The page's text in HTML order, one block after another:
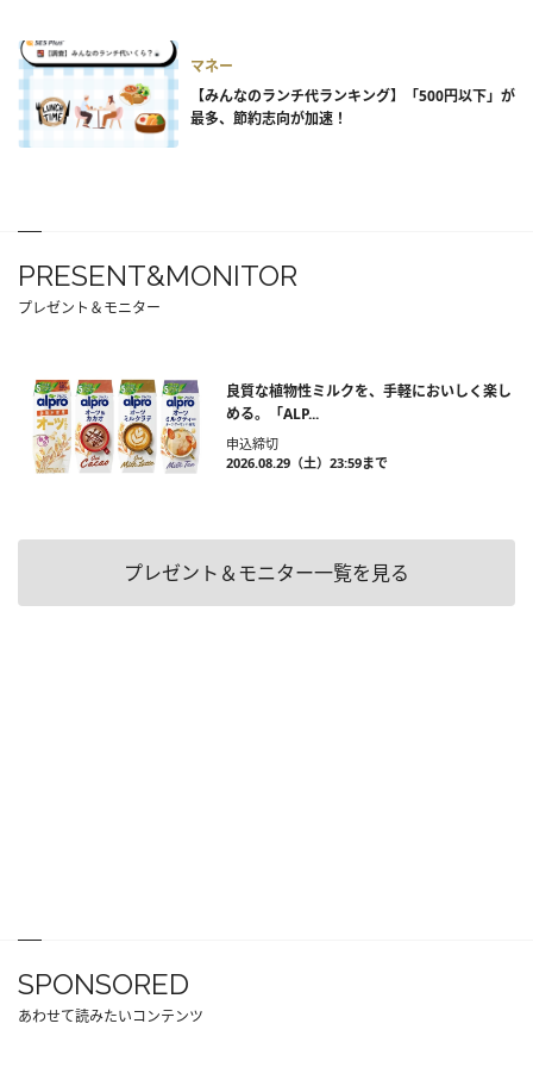
マネー
【みんなのランチ代ランキング】「500円以下」が
最多、節約志向が加速！
PRESENT&MONITOR
プレゼント＆モニター
良質な植物性ミルクを、手軽においしく楽し
める。「ALP...
申込締切
2026.08.29（土）23:59まで
プレゼント＆モニター一覧を見る
SPONSORED
あわせて読みたいコンテンツ